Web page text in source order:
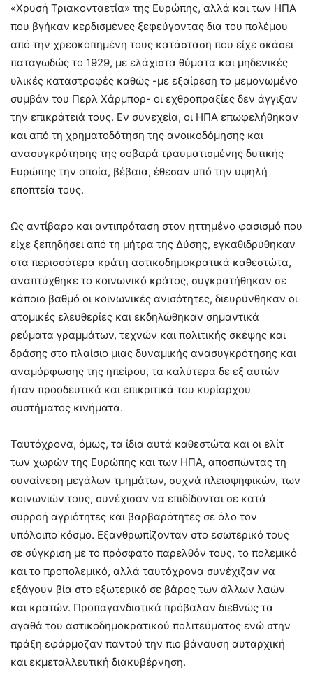
«Χρυσή Τριακονταετία» της Ευρώπης, αλλά και των ΗΠΑ
που βγήκαν κερδισμένες ξεφεύγοντας δια του πολέμου
από την χρεοκοπημένη τους κατάσταση που είχε σκάσει
παταγωδώς το 1929, με ελάχιστα θύματα και μηδενικές
υλικές καταστροφές καθώς -με εξαίρεση το μεμονωμένο
συμβάν του Περλ Χάρμπορ- οι εχθροπραξίες δεν άγγιξαν
την επικράτειά τους. Εν συνεχεία, οι ΗΠΑ επωφελήθηκαν
και από τη χρηματοδότηση της ανοικοδόμησης και
ανασυγκρότησης της σοβαρά τραυματισμένης δυτικής
Ευρώπης την οποία, βέβαια, έθεσαν υπό την υψηλή
εποπτεία τους.
Ως αντίβαρο και αντιπρόταση στον ηττημένο φασισμό που
είχε ξεπηδήσει από τη μήτρα της Δύσης, εγκαθιδρύθηκαν
στα περισσότερα κράτη αστικοδημοκρατικά καθεστώτα,
αναπτύχθηκε το κοινωνικό κράτος, συγκρατήθηκαν σε
κάποιο βαθμό οι κοινωνικές ανισότητες, διευρύνθηκαν οι
ατομικές ελευθερίες και εκδηλώθηκαν σημαντικά
ρεύματα γραμμάτων, τεχνών και πολιτικής σκέψης και
δράσης στο πλαίσιο μιας δυναμικής ανασυγκρότησης και
αναμόρφωσης της ηπείρου, τα καλύτερα δε εξ αυτών
ήταν προοδευτικά και επικριτικά του κυρίαρχου
συστήματος κινήματα.
Ταυτόχρονα, όμως, τα ίδια αυτά καθεστώτα και οι ελίτ
των χωρών της Ευρώπης και των ΗΠΑ, αποσπώντας τη
συναίνεση μεγάλων τμημάτων, συχνά πλειοψηφικών, των
κοινωνιών τους, συνέχισαν να επιδίδονται σε κατά
συρροή αγριότητες και βαρβαρότητες σε όλο τον
υπόλοιπο κόσμο. Εξανθρωπίζονταν στο εσωτερικό τους
σε σύγκριση με το πρόσφατο παρελθόν τους, το πολεμικό
και το προπολεμικό, αλλά ταυτόχρονα συνέχιζαν να
εξάγουν βία στο εξωτερικό σε βάρος των άλλων λαών
και κρατών. Προπαγανδιστικά πρόβαλαν διεθνώς τα
αγαθά του αστικοδημοκρατικού πολιτεύματος ενώ στην
πράξη εφάρμοζαν παντού την πιο βάναυση αυταρχική
και εκμεταλλευτική διακυβέρνηση.